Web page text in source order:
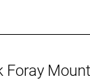
Composite
Composite
Foray